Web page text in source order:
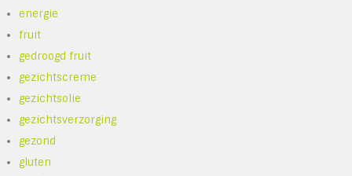
energie
fruit
gedroogd fruit
gezichtscreme
gezichtsolie
gezichtsverzorging
gezond
gluten